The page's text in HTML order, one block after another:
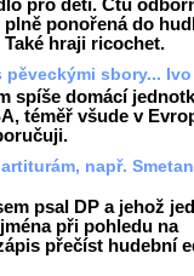
pro děti. Čtu
ponořená do
hraji ricochet.
sbory... Ivo
spíše domácí
téměř všude v
např.
psal DP a jehož
při pohledu na
přečíst hudební